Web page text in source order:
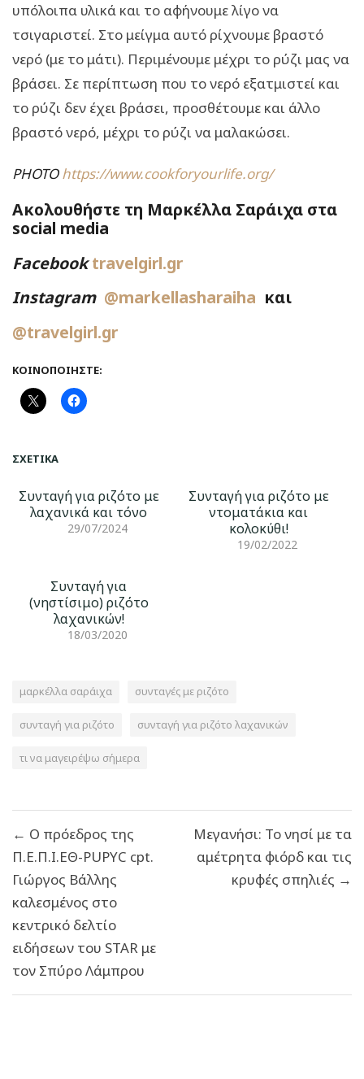
υπόλοιπα υλικά και το αφήνουμε λίγο να
τσιγαριστεί. Στο μείγμα αυτό ρίχνουμε βραστό
νερό (με το μάτι). Περιμένουμε μέχρι το ρύζι μας να
βράσει. Σε περίπτωση που το νερό εξατμιστεί και
το ρύζι δεν έχει βράσει, προσθέτουμε και άλλο
βραστό νερό, μέχρι το ρύζι να μαλακώσει.
PHOTOhttps://www.cookforyourlife.org/
Ακολουθήστε τη Μαρκέλλα Σαράιχα στα
social media
Facebook travelgirl.gr
Instagram @markellasharaiha και
@travelgirl.gr
ΚΟΙΝΟΠΟΙΉΣΤΕ:
ΣΧΕΤΙΚΆ
Συνταγή για ριζότο με
λαχανικά και τόνο
29/07/2024
Συνταγή για ριζότο με
ντοματάκια και
κολοκύθι!
19/02/2022
Συνταγή για
(νηστίσιμο) ριζότο
λαχανικών!
18/03/2020
μαρκέλλα σαράιχα συνταγές με ριζότο
συνταγή για ριζότο συνταγή για ριζότο λαχανικών
τι να μαγειρέψω σήμερα
άρθρων
← Ο πρόεδρος της
Π.Ε.Π.Ι.ΕΘ-PUPYC cpt.
Γιώργος Βάλλης
καλεσμένος στο
κεντρικό δελτίο
ειδήσεων του STAR με
τον Σπύρο Λάμπρου
Μεγανήσι: Το νησί με τα
αμέτρητα φιόρδ και τις
κρυφές σπηλιές →